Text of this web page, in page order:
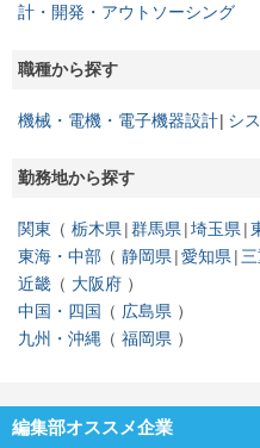
計・開発・アウトソーシング
職種から探す
機械・電機・電子機器設計 シ
勤務地から探す
関東 栃木県 群馬県 埼玉県
東海・中部
静岡県 愛知県
近畿
大阪府
中国・四国
広島県
九州・沖縄
福岡県
編集部オススメ企業